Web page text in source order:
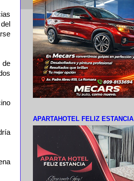
APARTAHOTEL FELIZ ESTANCIA